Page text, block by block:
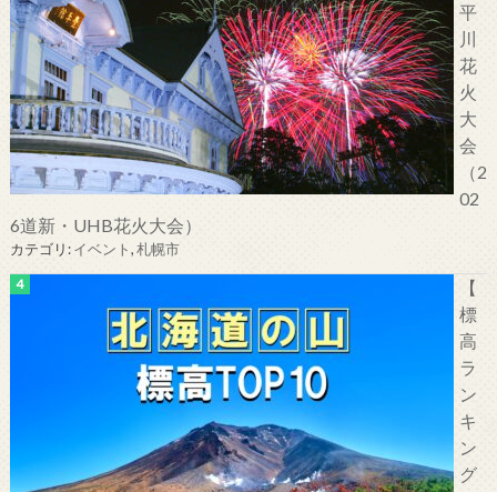
平
川
花
火
大
会
（2
02
6道新・UHB花火大会）
カテゴリ:イベント,札幌市
【
標
高
ラ
ン
キ
ン
グ